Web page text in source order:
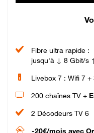
Fibre ultra rapide :
jusqu'à ↓ 8 Gbit/s
Livebox 7 : Wifi 7
200 chaînes TV +
2 Décodeurs TV 6
-20€/mois avec